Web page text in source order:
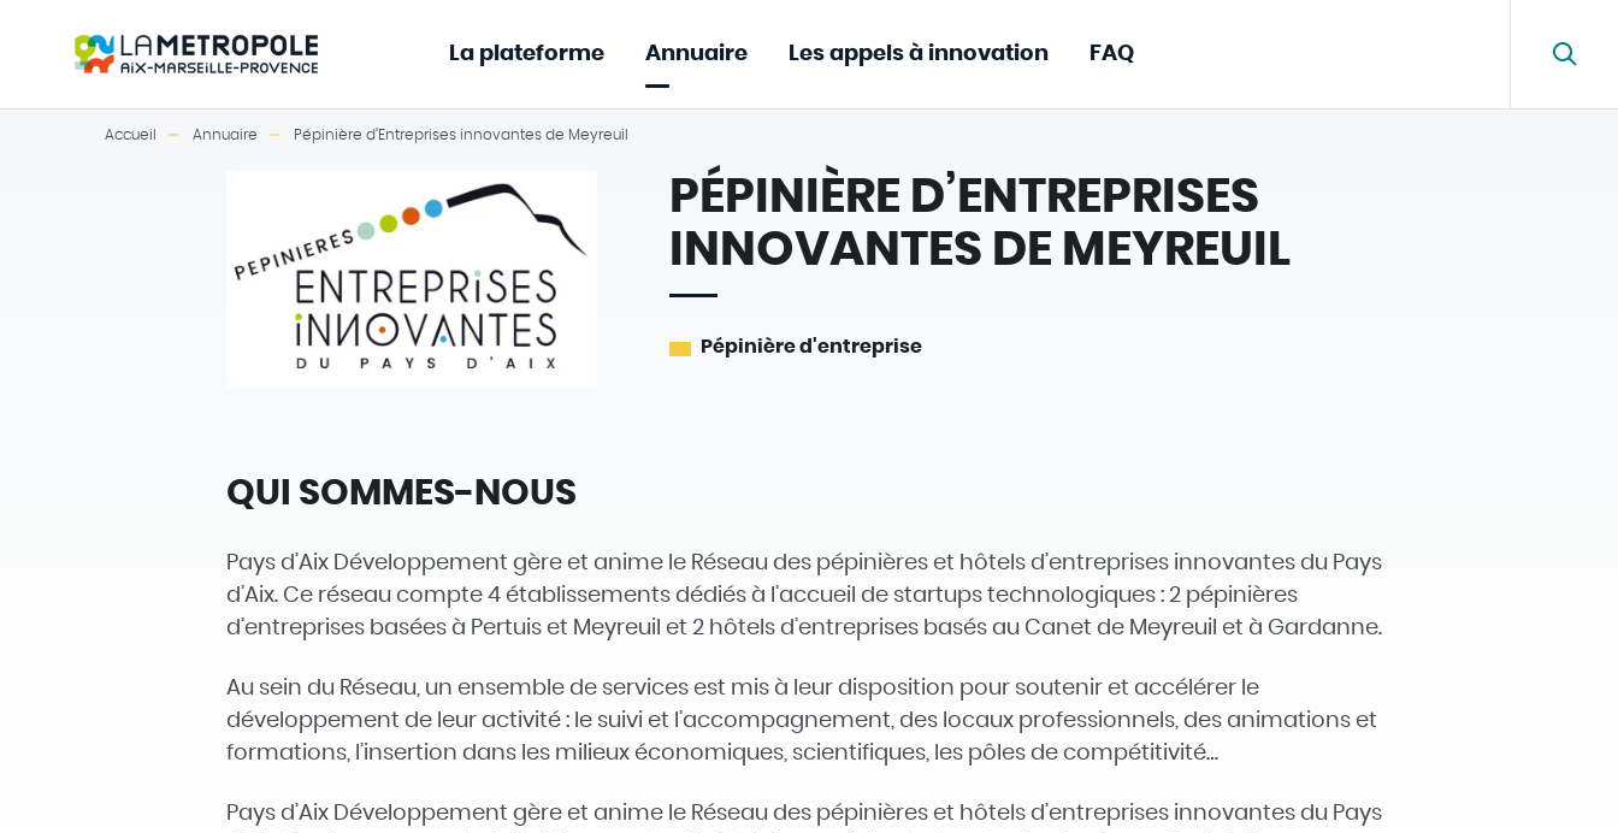
La plateforme Annuaire Les appels à innovation FAQ
Accueil Annuaire Pépinière d’Entreprises innovantes de Meyreuil
PÉPINIÈRE D’ENTREPRISES
INNOVANTES DE MEYREUIL
Pépinière d'entreprise
QUI SOMMES-NOUS
Pays d’Aix Développement gère et anime le Réseau des pépinières et hôtels d’entreprises innovantes du Pays
d’Aix. Ce réseau compte 4 établissements dédiés à l’accueil de startups technologiques : 2 pépinières
d’entreprises basées à Pertuis et Meyreuil et 2 hôtels d’entreprises basés au Canet de Meyreuil et à Gardanne.
Au sein du Réseau, un ensemble de services est mis à leur disposition pour soutenir et accélérer le
développement de leur activité : le suivi et l’accompagnement, des locaux professionnels, des animations et
formations, l’insertion dans les milieux économiques, scientifiques, les pôles de compétitivité…
Pays d’Aix Développement gère et anime le Réseau des pépinières et hôtels d’entreprises innovantes du Pays